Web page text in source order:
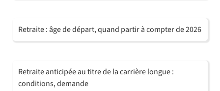
Retraite : âge de départ, quand partir à compter de 2026
Retraite anticipée au titre de la carrière longue :
conditions, demande